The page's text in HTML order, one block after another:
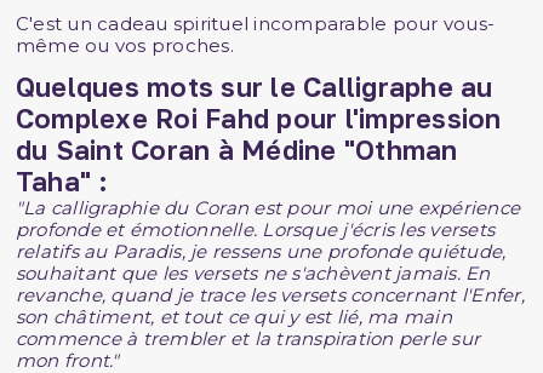
C'est un cadeau spirituel incomparable pour vous-
même ou vos proches.
Quelques mots sur le Calligraphe au
Complexe Roi Fahd pour l'impression
du Saint Coran à Médine "Othman
Taha" :
"La calligraphie du Coran est pour moi une expérience
profonde et émotionnelle. Lorsque j'écris les versets
relatifs au Paradis, je ressens une profonde quiétude,
souhaitant que les versets ne s'achèvent jamais. En
revanche, quand je trace les versets concernant l'Enfer,
son châtiment, et tout ce qui y est lié, ma main
commence à trembler et la transpiration perle sur
mon front."